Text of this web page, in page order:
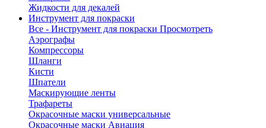
Жидкости для декалей
Инструмент для покраски
Все - Инструмент для покраски Просмотреть
Аэрографы
Компрессоры
Шланги
Кисти
Шпатели
Маскирующие ленты
Трафареты
Окрасочные маски универсальные
Окрасочные маски Авиация